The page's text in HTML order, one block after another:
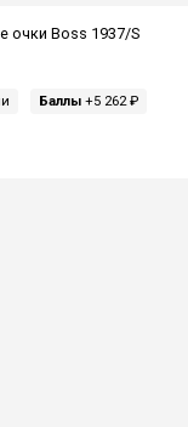
очки Boss 1937/S
Баллы +5 262 ₽